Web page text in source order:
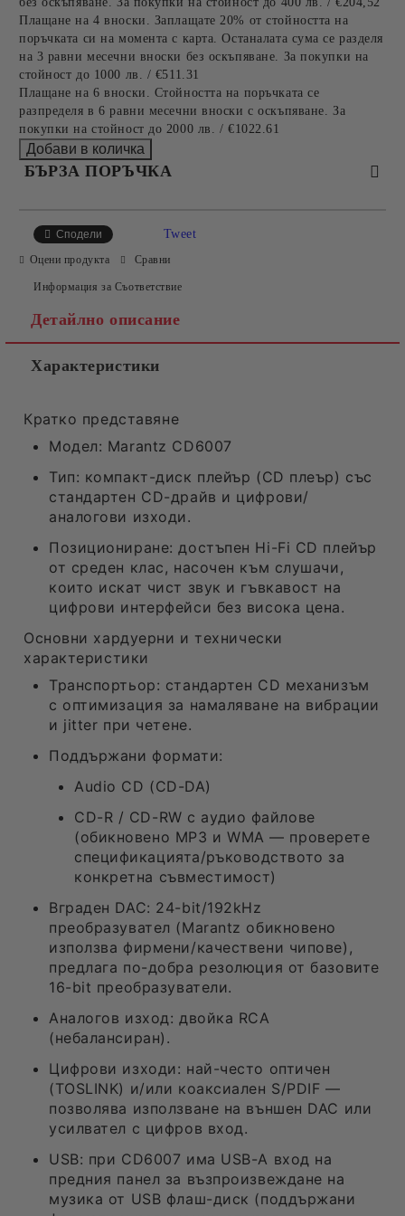
Плащане на 4 вноски. Заплащате 20% от стойността на
поръчката си на момента с карта. Останалата сума се разделя
на 3 равни месечни вноски без оскъпяване. За покупки на
стойност до 1000 лв. / €511.31
Плащане на 6 вноски. Стойността на поръчката се
разпределя в 6 равни месечни вноски с оскъпяване. За
покупки на стойност до 2000 лв. / €1022.61
БЪРЗА ПОРЪЧКА
Съгласен съм с
Ние ще се свържем с вас в рамките на работния ден.
Сподели Tweet
Оцени продукта Сравни
Информация за Съответствие
Детайлно описание
Характеристики
Кратко представяне
Модел: Marantz CD6007
Тип: компакт-диск плейър (CD плеър) със
стандартен CD-драйв и цифрови/
аналогови изходи.
Позициониране: достъпен Hi-Fi CD плейър
от среден клас, насочен към слушачи,
които искат чист звук и гъвкавост на
цифрови интерфейси без висока цена.
Основни хардуерни и технически
характеристики
Транспортьор: стандартен CD механизъм
с оптимизация за намаляване на вибрации
и jitter при четене.
Поддържани формати:
Audio CD (CD-DA)
CD-R / CD-RW с аудио файлове
(обикновено MP3 и WMA — проверете
спецификацията/ръководството за
конкретна съвместимост)
Вграден DAC: 24-bit/192kHz
преобразувател (Marantz обикновено
използва фирмени/качествени чипове),
предлага по-добра резолюция от базовите
16-bit преобразуватели.
Аналогов изход: двойка RCA
(небалансиран).
Цифрови изходи: най-често оптичен
(TOSLINK) и/или коаксиален S/PDIF —
позволява използване на външен DAC или
усилвател с цифров вход.
USB: при CD6007 има USB-A вход на
предния панел за възпроизвеждане на
музика от USB флаш-диск (поддържани